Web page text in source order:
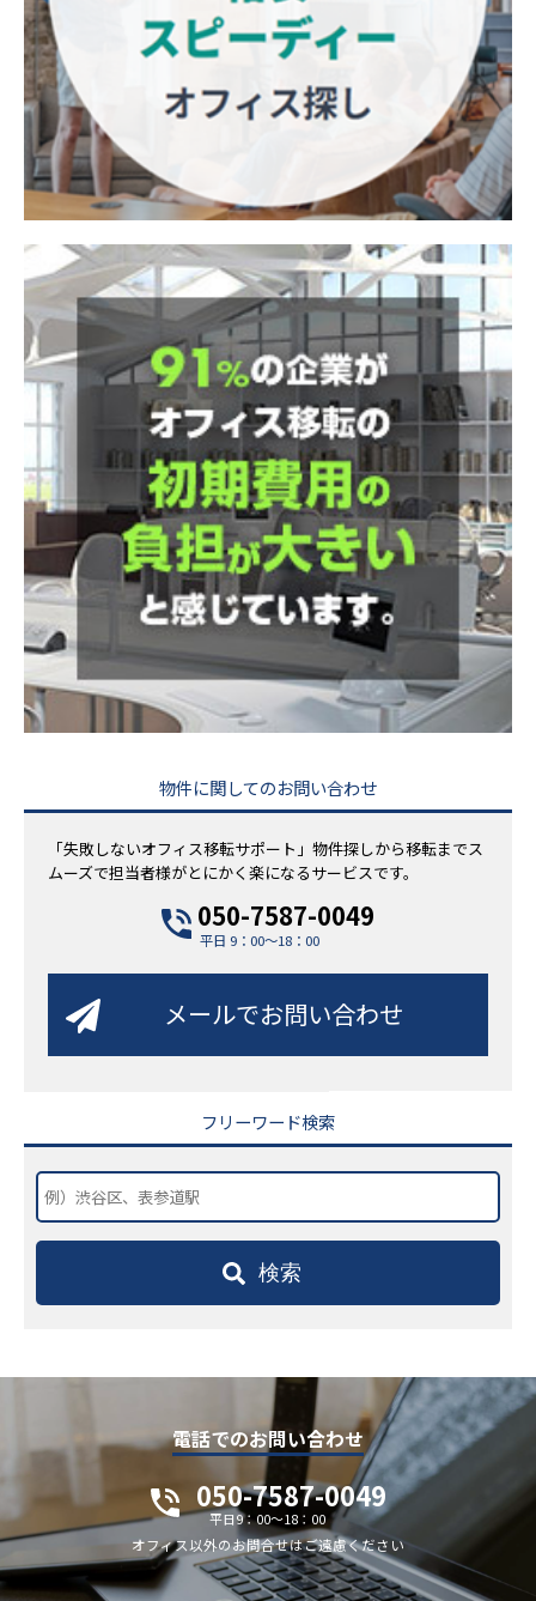
物件に関してのお問い合わせ
「失敗しないオフィス移転サポート」物件探しから移転までス
ムーズで担当者様がとにかく楽になるサービスです。
050-7587-0049
平日 9：00～18：00
メールでお問い合わせ
フリーワード検索
検索
電話でのお問い合わせ
050-7587-0049
平日9：00～18：00
オフィス以外のお問合せはご遠慮ください